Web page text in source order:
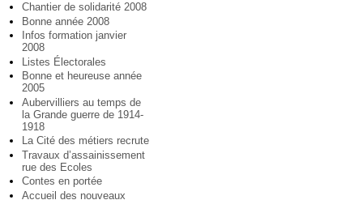
Chantier de solidarité 2008
Bonne année 2008
Infos formation janvier
2008
Listes Électorales
Bonne et heureuse année
2005
Aubervilliers au temps de
la Grande guerre de 1914-
1918
La Cité des métiers recrute
Travaux d’assainissement
rue des Ecoles
Contes en portée
Accueil des nouveaux